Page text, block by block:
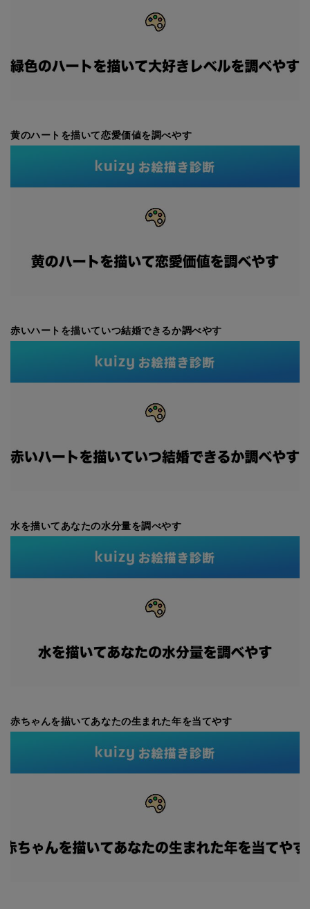
黄のハートを描いて恋愛価値を調べやす
赤いハートを描いていつ結婚できるか調べやす
水を描いてあなたの水分量を調べやす
赤ちゃんを描いてあなたの生まれた年を当てやす